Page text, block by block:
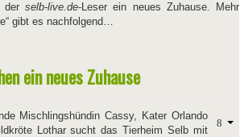
derselb-live.de-Leser ein neues Zuhause. Mehr
gibt es nachfolgend…
ein neues Zuhause
Mischlingshündin Cassy, Kater Orlando
Lothar sucht das Tierheim Selb mit